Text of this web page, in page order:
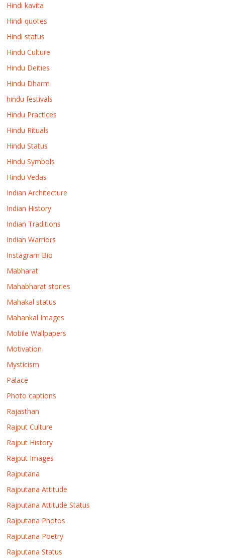
Hindi kavita
Hindi quotes
Hindi status
Hindu Culture
Hindu Deities
Hindu Dharm
hindu festivals
Hindu Practices
Hindu Rituals
Hindu Status
Hindu Symbols
Hindu Vedas
Indian Architecture
Indian History
Indian Traditions
Indian Warriors
Instagram Bio
Mabharat
Mahabharat stories
Mahakal status
Mahankal Images
Mobile Wallpapers
Motivation
Mysticism
Palace
Photo captions
Rajasthan
Rajput Culture
Rajput History
Rajput Images
Rajputana
Rajputana Attitude
Rajputana Attitude Status
Rajputana Photos
Rajputana Poetry
Rajputana Status